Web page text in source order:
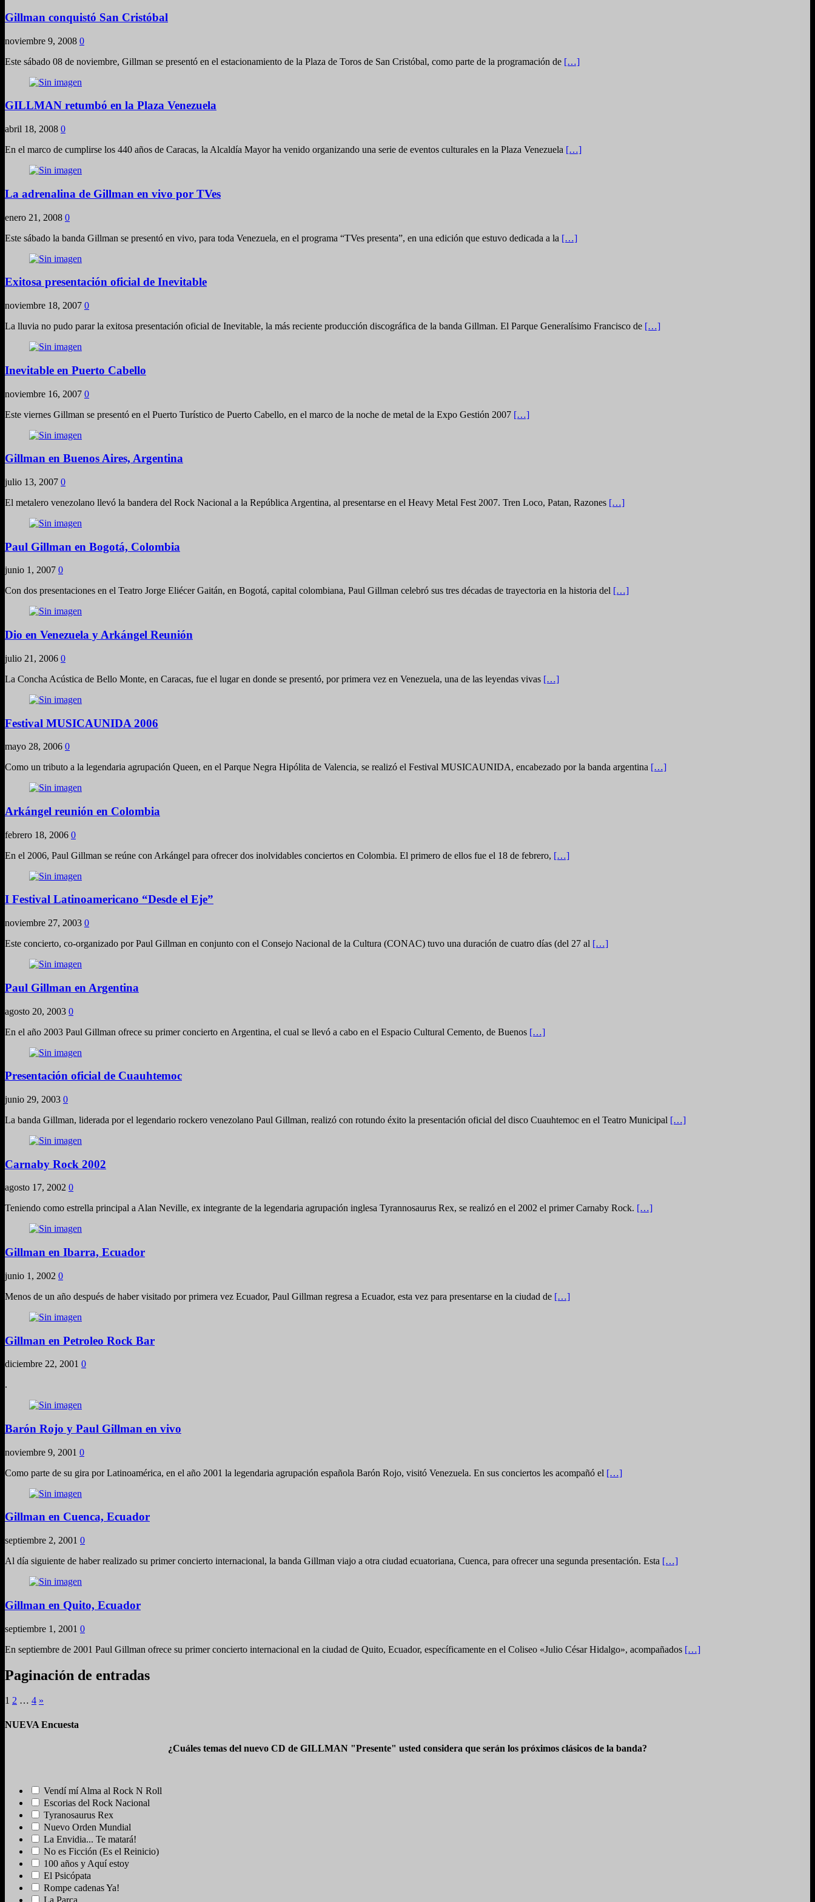
Gillman conquistó San Cristóbal
noviembre 9, 2008 0
Este sábado 08 de noviembre, Gillman se presentó en el estacionamiento de la Plaza de Toros de San Cristóbal, como parte de la programación de […]
GILLMAN retumbó en la Plaza Venezuela
abril 18, 2008 0
En el marco de cumplirse los 440 años de Caracas, la Alcaldía Mayor ha venido organizando una serie de eventos culturales en la Plaza Venezuela […]
La adrenalina de Gillman en vivo por TVes
enero 21, 2008 0
Este sábado la banda Gillman se presentó en vivo, para toda Venezuela, en el programa “TVes presenta”, en una edición que estuvo dedicada a la […]
Exitosa presentación oficial de Inevitable
noviembre 18, 2007 0
La lluvia no pudo parar la exitosa presentación oficial de Inevitable, la más reciente producción discográfica de la banda Gillman. El Parque Generalísimo Francisco de […]
Inevitable en Puerto Cabello
noviembre 16, 2007 0
Este viernes Gillman se presentó en el Puerto Turístico de Puerto Cabello, en el marco de la noche de metal de la Expo Gestión 2007 […]
Gillman en Buenos Aires, Argentina
julio 13, 2007 0
El metalero venezolano llevó la bandera del Rock Nacional a la República Argentina, al presentarse en el Heavy Metal Fest 2007. Tren Loco, Patan, Razones […]
Paul Gillman en Bogotá, Colombia
junio 1, 2007 0
Con dos presentaciones en el Teatro Jorge Eliécer Gaitán, en Bogotá, capital colombiana, Paul Gillman celebró sus tres décadas de trayectoria en la historia del […]
Dio en Venezuela y Arkángel Reunión
julio 21, 2006 0
La Concha Acústica de Bello Monte, en Caracas, fue el lugar en donde se presentó, por primera vez en Venezuela, una de las leyendas vivas […]
Festival MUSICAUNIDA 2006
mayo 28, 2006 0
Como un tributo a la legendaria agrupación Queen, en el Parque Negra Hipólita de Valencia, se realizó el Festival MUSICAUNIDA, encabezado por la banda argentina […]
Arkángel reunión en Colombia
febrero 18, 2006 0
En el 2006, Paul Gillman se reúne con Arkángel para ofrecer dos inolvidables conciertos en Colombia. El primero de ellos fue el 18 de febrero, […]
I Festival Latinoamericano “Desde el Eje”
noviembre 27, 2003 0
Este concierto, co-organizado por Paul Gillman en conjunto con el Consejo Nacional de la Cultura (CONAC) tuvo una duración de cuatro días (del 27 al […]
Paul Gillman en Argentina
agosto 20, 2003 0
En el año 2003 Paul Gillman ofrece su primer concierto en Argentina, el cual se llevó a cabo en el Espacio Cultural Cemento, de Buenos […]
Presentación oficial de Cuauhtemoc
junio 29, 2003 0
La banda Gillman, liderada por el legendario rockero venezolano Paul Gillman, realizó con rotundo éxito la presentación oficial del disco Cuauhtemoc en el Teatro Municipal […]
Carnaby Rock 2002
agosto 17, 2002 0
Teniendo como estrella principal a Alan Neville, ex integrante de la legendaria agrupación inglesa Tyrannosaurus Rex, se realizó en el 2002 el primer Carnaby Rock. […]
Gillman en Ibarra, Ecuador
junio 1, 2002 0
Menos de un año después de haber visitado por primera vez Ecuador, Paul Gillman regresa a Ecuador, esta vez para presentarse en la ciudad de […]
Gillman en Petroleo Rock Bar
diciembre 22, 2001 0
.
Barón Rojo y Paul Gillman en vivo
noviembre 9, 2001 0
Como parte de su gira por Latinoamérica, en el año 2001 la legendaria agrupación española Barón Rojo, visitó Venezuela. En sus conciertos les acompañó el […]
Gillman en Cuenca, Ecuador
septiembre 2, 2001 0
Al día siguiente de haber realizado su primer concierto internacional, la banda Gillman viajo a otra ciudad ecuatoriana, Cuenca, para ofrecer una segunda presentación. Esta […]
Gillman en Quito, Ecuador
septiembre 1, 2001 0
En septiembre de 2001 Paul Gillman ofrece su primer concierto internacional en la ciudad de Quito, Ecuador, específicamente en el Coliseo «Julio César Hidalgo», acompañados […]
Paginación de entradas
1 2 … 4 »
NUEVA Encuesta
¿Cuáles temas del nuevo CD de GILLMAN "Presente" usted considera que serán los próximos clásicos de la banda?
Vendí mí Alma al Rock N Roll
Escorias del Rock Nacional
Tyranosaurus Rex
Nuevo Orden Mundial
La Envidia... Te matará!
No es Ficción (Es el Reinicio)
100 años y Aquí estoy
El Psicópata
Rompe cadenas Ya!
La Parca